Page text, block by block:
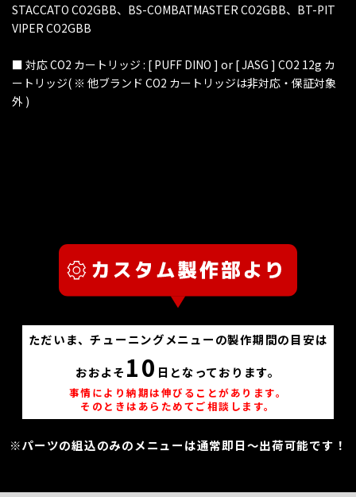
STACCATO CO2GBB、BS-COMBATMASTER CO2GBB、BT-PIT
VIPER CO2GBB
■ 対応 CO2 カートリッジ : [ PUFF DINO ] or [ JASG ] CO2 12g カ
ートリッジ( ※ 他ブランド CO2 カートリッジは非対応・保証対象
外 )
ただいま、チューニングメニューの製作期間の目安は
おおよそ 10 日となっております。
事情により納期は伸びることがあります。
そのときはあらためてご相談します。
※パーツの組込のみのメニューは通常即日～出荷可能です！